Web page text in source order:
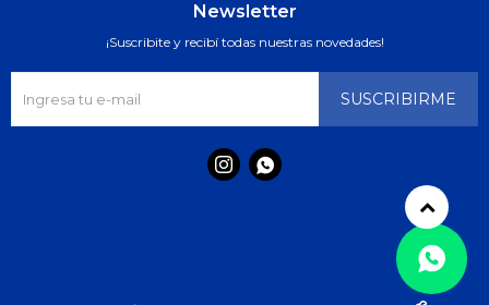
Newsletter
¡Suscribite y recibí todas nuestras novedades!
SUSCRIBIRME
 